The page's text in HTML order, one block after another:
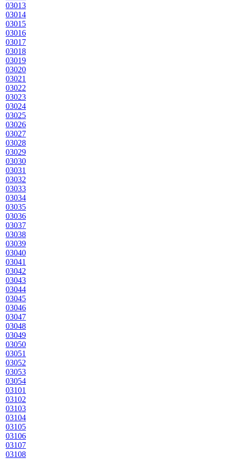
03013
03014
03015
03016
03017
03018
03019
03020
03021
03022
03023
03024
03025
03026
03027
03028
03029
03030
03031
03032
03033
03034
03035
03036
03037
03038
03039
03040
03041
03042
03043
03044
03045
03046
03047
03048
03049
03050
03051
03052
03053
03054
03101
03102
03103
03104
03105
03106
03107
03108